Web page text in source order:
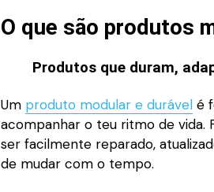
O que são produtos
Produtos que duram,
Um produto modular e durável é
acompanhar o teu ritmo de vida.
ser facilmente reparado,
de mudar com o tempo.